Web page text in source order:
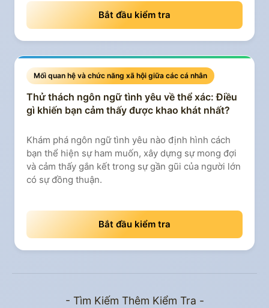
Bắt đầu kiểm tra
Mối quan hệ và chức năng xã hội giữa các cá nhân
Thử thách ngôn ngữ tình yêu về thể xác: Điều
gì khiến bạn cảm thấy được khao khát nhất?
Khám phá ngôn ngữ tình yêu nào định hình cách
bạn thể hiện sự ham muốn, xây dựng sự mong đợi
và cảm thấy gắn kết trong sự gần gũi của người lớn
có sự đồng thuận.
Bắt đầu kiểm tra
- Tìm Kiếm Thêm Kiểm Tra -